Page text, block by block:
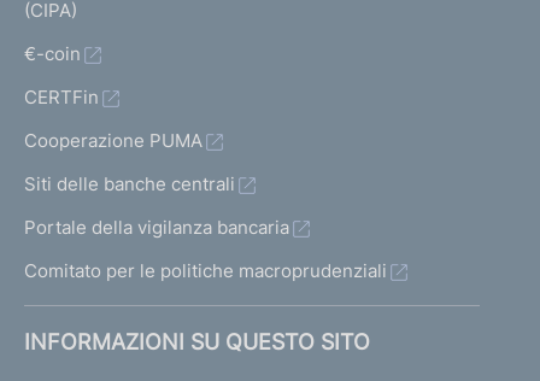
(CIPA)
€-coin
CERTFin
Cooperazione PUMA
Siti delle banche centrali
Portale della vigilanza bancaria
Comitato per le politiche macroprudenziali
INFORMAZIONI SU QUESTO SITO